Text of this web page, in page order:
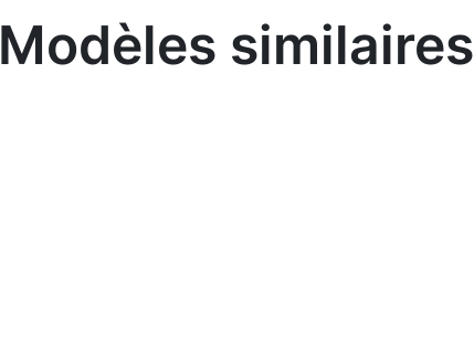
Modèles similaires